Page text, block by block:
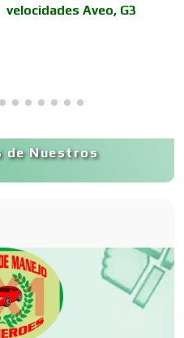
velocidades Aveo, G3
de Nuestros